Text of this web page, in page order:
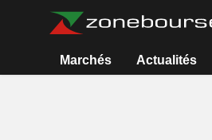
Marchés Actualités